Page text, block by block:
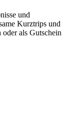
und
Kurztrips und
als Gutschein